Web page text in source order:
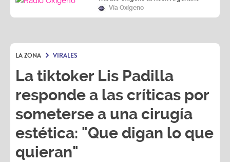
Vía Oxígeno
LA ZONA VIRALES
La tiktoker Lis Padilla
responde a las críticas por
someterse a una cirugía
estética: "Que digan lo que
quieran"